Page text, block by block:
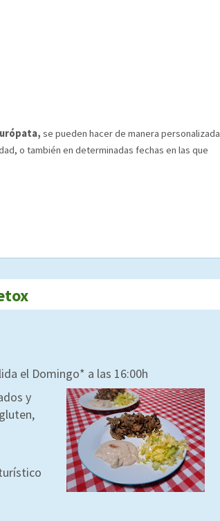
se pueden hacer de manera personalizada
o también en determinadas fechas en las que
el Domingo* a las 16:00h
y